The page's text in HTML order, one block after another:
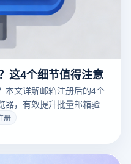
这4个细节值得注意
本文详解邮箱注册后的4个
，有效提升批量邮箱验证
册